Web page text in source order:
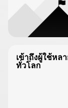
เข้าถึงผู้ใช้หล
ทั่วโลก